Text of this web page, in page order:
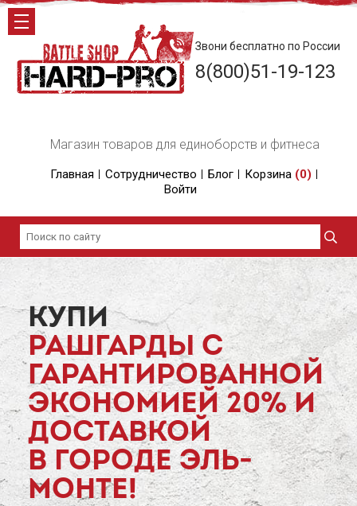
Магазин товаров для единоборств и фитнеса
Главная Сотрудничество Блог Корзина (0)
Войти
Звони бесплатно по России
8(800)51-19-123
КУПИ
РАШГАРДЫ С
ГАРАНТИРОВАННОЙ
ЭКОНОМИЕЙ 20% И
ДОСТАВКОЙ
В ГОРОДЕ ЭЛЬ-
МОНТЕ!